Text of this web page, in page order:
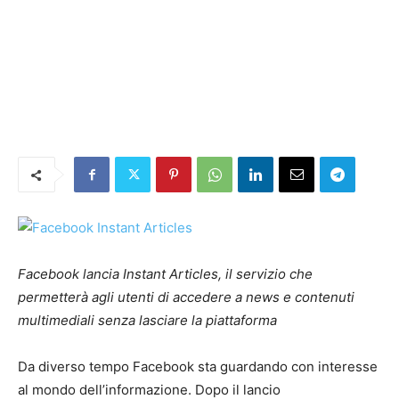
Facebook lancia Instant Articles, il servizio che
permetterà agli utenti di accedere a news e contenuti
multimediali senza lasciare la piattaforma
Da diverso tempo Facebook sta guardando con interesse
al mondo dell’informazione. Dopo il lancio